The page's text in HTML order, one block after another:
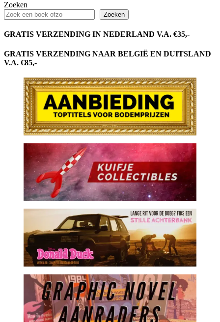
Zoeken
Zoeken
GRATIS VERZENDING IN NEDERLAND V.A. €35,-
GRATIS VERZENDING NAAR BELGIË EN DUITSLAND
V.A. €85,-